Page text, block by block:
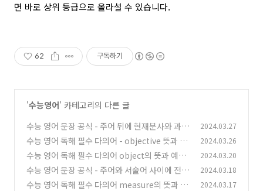
면 바로 상위 등급으로 올라설 수 있습니다.
62 구독하기
'수능영어' 카테고리의 다른 글
수능 영어 문장 공식 - 주어 뒤에 현재분사와 과거
분사가 오는 문장 패턴 (45)
2024.03.27
수능 영어 독해 필수 다의어 - objective 뜻과 예
문
(42)
2024.03.26
수능 영어 독해 필수 다의어 object의 뜻과 예문
(46)
2024.03.20
수능 영어 문장 공식 - 주어와 서술어 사이에 전치
사구와 to부정사가 오는 문장 패턴
(49)
2024.03.18
수능 영어 독해 필수 다의어 measure의 뜻과 예
2024.03.17